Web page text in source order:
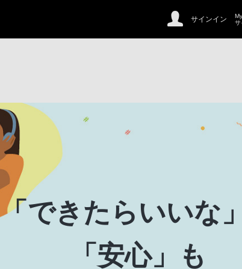
サインイン
サ
「できたらいいな
「安心」も